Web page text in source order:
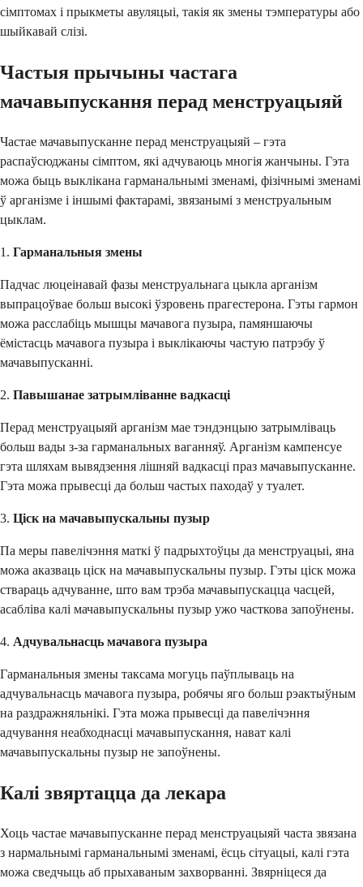
сімптомах і прыкметы авуляцыі, такія як змены тэмпературы або
шыйкавай слізі.
Частыя прычыны частага
мачавыпускання перад менструацыяй
Частае мачавыпусканне перад менструацыяй – гэта
распаўсюджаны сімптом, які адчуваюць многія жанчыны. Гэта
можа быць выклікана гарманальнымі зменамі, фізічнымі зменамі
ў арганізме і іншымі фактарамі, звязанымі з менструальным
цыклам.
1. Гарманальныя змены
Падчас люцеінавай фазы менструальнага цыкла арганізм
выпрацоўвае больш высокі ўзровень прагестерона. Гэты гармон
можа расслабіць мышцы мачавога пузыра, памяншаючы
ёмістасць мачавога пузыра і выклікаючы частую патрэбу ў
мачавыпусканні.
2. Павышанае затрымліванне вадкасці
Перад менструацыяй арганізм мае тэндэнцыю затрымліваць
больш вады з-за гарманальных ваганняў. Арганізм кампенсуе
гэта шляхам вывядзення лішняй вадкасці праз мачавыпусканне.
Гэта можа прывесці да больш частых паходаў у туалет.
3. Ціск на мачавыпускальны пузыр
Па меры павелічэння маткі ў падрыхтоўцы да менструацыі, яна
можа аказваць ціск на мачавыпускальны пузыр. Гэты ціск можа
ствараць адчуванне, што вам трэба мачавыпускацца часцей,
асабліва калі мачавыпускальны пузыр ужо часткова запоўнены.
4. Адчувальнасць мачавога пузыра
Гарманальныя змены таксама могуць паўплываць на
адчувальнасць мачавога пузыра, робячы яго больш рэактыўным
на раздражняльнікі. Гэта можа прывесці да павелічэння
адчування неабходнасці мачавыпускання, нават калі
мачавыпускальны пузыр не запоўнены.
Калі звяртацца да лекара
Хоць частае мачавыпусканне перад менструацыяй часта звязана
з нармальнымі гарманальнымі зменамі, ёсць сітуацыі, калі гэта
можа сведчыць аб прыхаваным захворванні. Звярніцеся да